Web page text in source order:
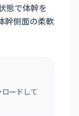
態で体幹を
幹側面の柔軟
ードして